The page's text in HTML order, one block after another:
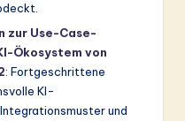
zur Use-Case-
Ökosystem von
: Fortgeschrittene
KI-
und